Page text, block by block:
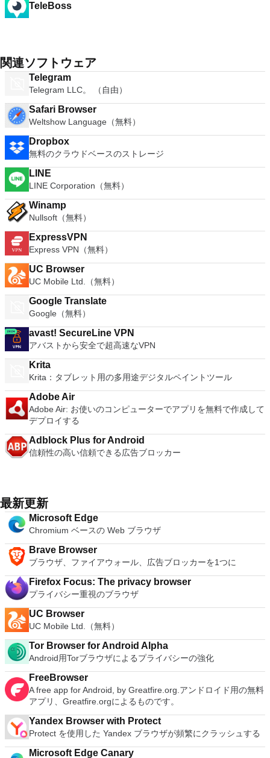
TeleBoss
関連ソフトウェア
Telegram
Telegram LLC。 （自由）
Safari Browser
Weltshow Language（無料）
Dropbox
無料のクラウドベースのストレージ
LINE
LINE Corporation（無料）
Winamp
Nullsoft（無料）
ExpressVPN
Express VPN（無料）
UC Browser
UC Mobile Ltd.（無料）
Google Translate
Google（無料）
avast! SecureLine VPN
アバストから安全で超高速なVPN
Krita
Krita：タブレット用の多用途デジタルペイントツール
Adobe Air
Adobe Air: お使いのコンピューターでアプリを無料で作成して
デプロイする
Adblock Plus for Android
信頼性の高い信頼できる広告ブロッカー
最新更新
Microsoft Edge
Chromium ベースの Web ブラウザ
Brave Browser
ブラウザ、ファイアウォール、広告ブロッカーを1つに
Firefox Focus: The privacy browser
プライバシー重視のブラウザ
UC Browser
UC Mobile Ltd.（無料）
Tor Browser for Android Alpha
Android用Torブラウザによるプライバシーの強化
FreeBrowser
A free app for Android, by Greatfire.org.アンドロイド用の無料
アプリ、Greatfire.orgによるものです。
Yandex Browser with Protect
Protect を使用した Yandex ブラウザが頻繁にクラッシュする
Microsoft Edge Canary